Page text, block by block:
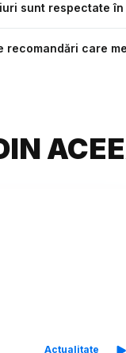
sunt respectate
recomandări care
Actualitate